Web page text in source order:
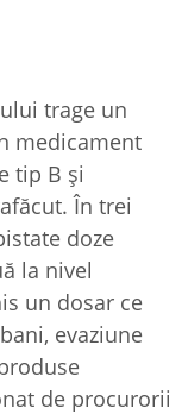
trage un
medicament
tip B şi
În trei
doze
la nivel
un dosar ce
evaziune
de procurorii